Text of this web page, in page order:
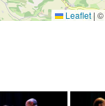
Leaflet | ©